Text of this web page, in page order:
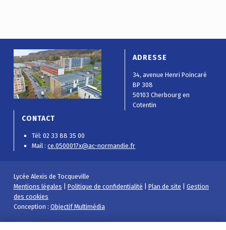
ADRESSE
34, avenue Henri Poincaré
BP 308
50103 Cherbourg en
Cotentin
CONTACT
Tél: 02 33 88 35 00
Mail :ce.0500017x@ac-normandie.fr
Lycée Alexis de Tocqueville
Mentions légales
Politique de confidentialité Plan de site
Gestion
des cookies
Conception : Objectif Multimédia